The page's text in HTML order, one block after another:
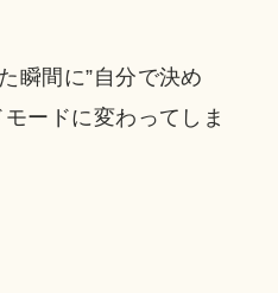
瞬間に”自分で決め
ードに変わってしま